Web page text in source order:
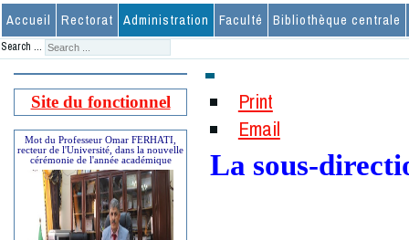
Accueil Rectorat Administration Faculté Bibliothèque centrale
Search ...
Site du fonctionnel
Mot du Professeur Omar FERHATI,
recteur de l'Université, dans la nouvelle
cérémonie de l'année académique
Print
Email
La sous-